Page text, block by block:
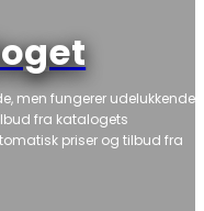
men fungerer udelukkende
fra katalogets
priser og tilbud fra